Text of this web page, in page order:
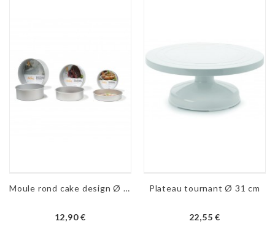
Moule rond cake design Ø 150 à 400 mm - H 10 cm
12,90 €
Plateau tournant Ø 31 cm
22,55 €